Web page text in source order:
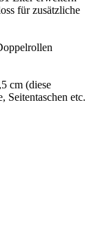
für zusätzliche
cm (diese
Seitentaschen etc.